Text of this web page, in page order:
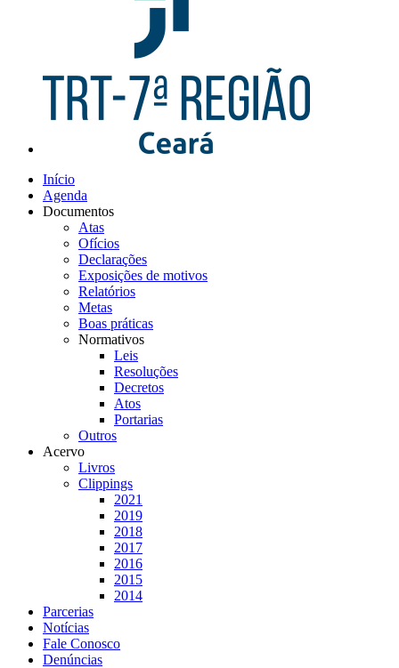
Início
Agenda
Documentos
Atas
Ofícios
Declarações
Exposições de motivos
Relatórios
Metas
Boas práticas
Normativos
Leis
Resoluções
Decretos
Atos
Portarias
Outros
Acervo
Livros
Clippings
2021
2019
2018
2017
2016
2015
2014
Parcerias
Notícias
Fale Conosco
Denúncias